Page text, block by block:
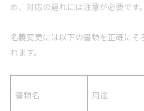
め、対応の遅れには注意が必要です。
名義変更には以下の書類を正確にそ
れます。
書類名 用途